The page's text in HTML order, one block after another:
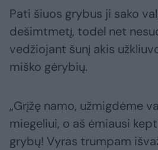
Pati šiuos grybus ji sako
dešimtmetį, todėl net
vedžiojant šunį akis
miško gėrybių.
„Grįžę namo, užmigdėme
miegeliui, o aš ėmiausi
grybų! Vyras trumpam